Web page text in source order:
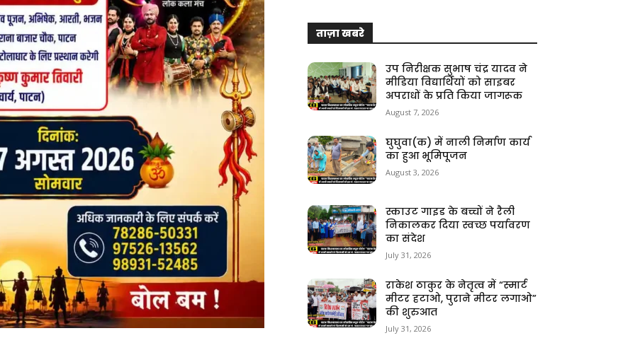
ताज़ा खबरे
उप निरीक्षक सुभाष चंद्र यादव ने
मीडिया विद्यार्थियों को साइबर
अपराधों के प्रति किया जागरूक
August 7, 2026
घुघुवा(क) में नाली निर्माण कार्य
का हुआ भूमिपूजन
August 3, 2026
स्काउट गाइड के बच्चों ने रैली
निकालकर दिया स्वच्छ पर्यावरण
का संदेश
July 31, 2026
राकेश ठाकुर के नेतृत्व में “स्मार्ट
मीटर हटाओ, पुराने मीटर लगाओ”
की शुरुआत
July 31, 2026